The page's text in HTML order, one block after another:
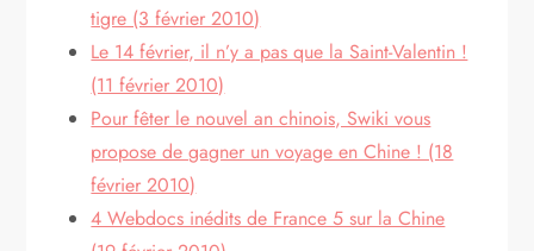
tigre (3 février 2010)
Le 14 février, il n’y a pas que la Saint-Valentin !
(11 février 2010)
Pour fêter le nouvel an chinois, Swiki vous
propose de gagner un voyage en Chine ! (18
février 2010)
4 Webdocs inédits de France 5 sur la Chine